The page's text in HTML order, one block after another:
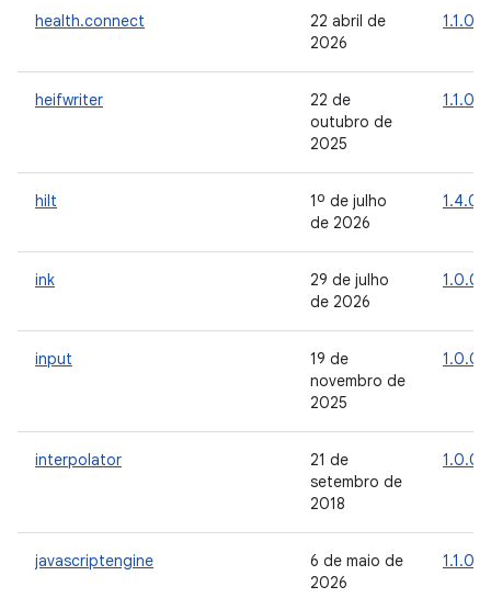
health.connect
22 abril de
2026
1.1.0
heifwriter
22 de
outubro de
2025
1.1.0
hilt
1º de julho
de 2026
1.4.0
ink
29 de julho
de 2026
1.0.0
input
19 de
novembro de
2025
1.0.0
interpolator
21 de
setembro de
2018
1.0.0
javascriptengine
6 de maio de
2026
1.1.0